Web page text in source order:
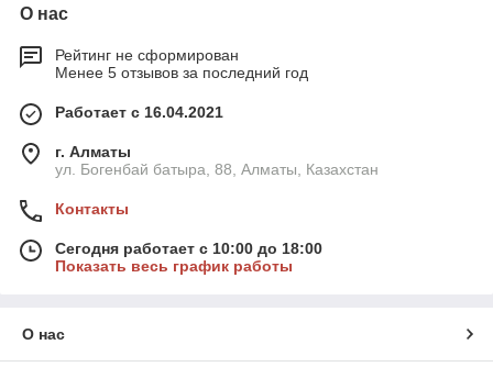
О нас
Рейтинг не сформирован
Менее 5 отзывов за последний год
Работает с 16.04.2021
г. Алматы
ул. Богенбай батыра, 88, Алматы, Казахстан
Контакты
Сегодня работает с 10:00 до 18:00
Показать весь график работы
О нас